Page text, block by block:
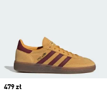
Price
479 zł